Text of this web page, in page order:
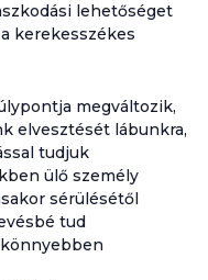
lehetőséget
kerekesszékes
megváltozik,
elvesztését lábunkra,
tudjuk
ülő személy
sérülésétől
tud